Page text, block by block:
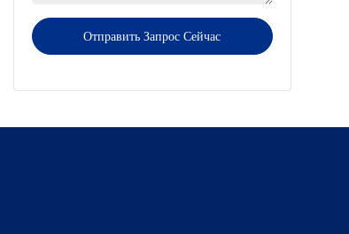
Отправить Запрос Сейчас